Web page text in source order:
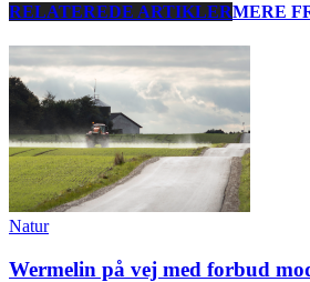
RELATEREDE ARTIKLERMERE
Natur
Wermelin på vej med forbud